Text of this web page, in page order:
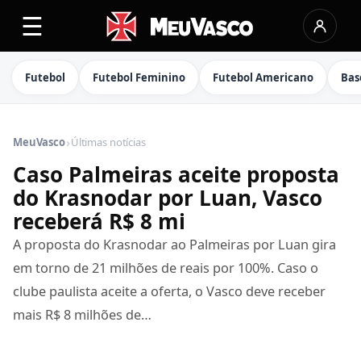
☰
Futebol Futebol Feminino Futebol Americano
MeuVasco›Últimas notícias
Caso Palmeiras aceite proposta
do Krasnodar por Luan, Vasco
receberá R$ 8 mi
A proposta do Krasnodar ao Palmeiras por Luan gira
em torno de 21 milhões de reais por 100%. Caso o
clube paulista aceite a oferta, o Vasco deve receber
mais R$ 8 milhões de…